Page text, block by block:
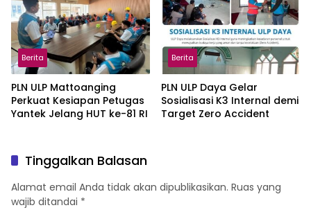
Berita
PLN ULP Mattoanging
Perkuat Kesiapan Petugas
Yantek Jelang HUT ke-81 RI
Berita
PLN ULP Daya Gelar
Sosialisasi K3 Internal demi
Target Zero Accident
Tinggalkan Balasan
Alamat email Anda tidak akan dipublikasikan. Ruas yang
wajib ditandai *